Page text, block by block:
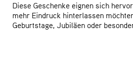
Diese Geschenke eignen sich
mehr Eindruck hinterlassen
Geburtstage, Jubiläen oder